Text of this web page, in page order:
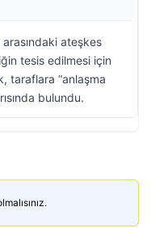
ateşkes
tesis edilmesi için
taraflara “anlaşma
bulundu.